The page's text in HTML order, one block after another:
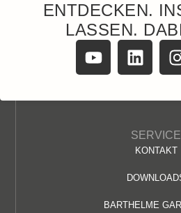
ENTDECKEN.
LASSEN.
SERVICE
KONTAKT
BARTHELME